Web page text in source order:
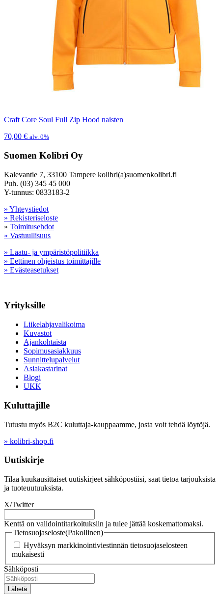
Craft Core Soul Full Zip Hood naisten
70,00 € alv. 0%
Suomen Kolibri Oy
Kalevantie 7, 33100 Tampere kolibri(a)suomenkolibri.fi
Puh. (03) 345 45 000
Y-tunnus: 0833183-2
» Yhteystiedot
» Rekisteriseloste
» Toimitusehdot
» Vastuullisuus
» Laatu- ja ympäristöpolitiikka
» Eettinen ohjeistus toimittajille
» Evästeasetukset
Yrityksille
Liikelahjavalikoima
Kuvastot
Ajankohtaista
Sopimusasiakkuus
Sunnittelupalvelut
Asiakastarinat
Blogi
UKK
Kuluttajille
Tutustu myös B2C kuluttaja-kauppaamme, josta voit tehdä löytöjä.
» kolibri-shop.fi
Uutiskirje
Tilaa kuukausittaiset uutiskirjeet sähköpostiisi, saat tietoa tarjouksista
ja tuoteuutuuksista.
X/Twitter
Kenttä on validointitarkoituksiin ja tulee jättää koskemattomaksi.
Tietosuojaseloste(Pakollinen)
Hyväksyn markkinointiviestinnän tietosuojaselosteen
mukaisesti
Sähköposti